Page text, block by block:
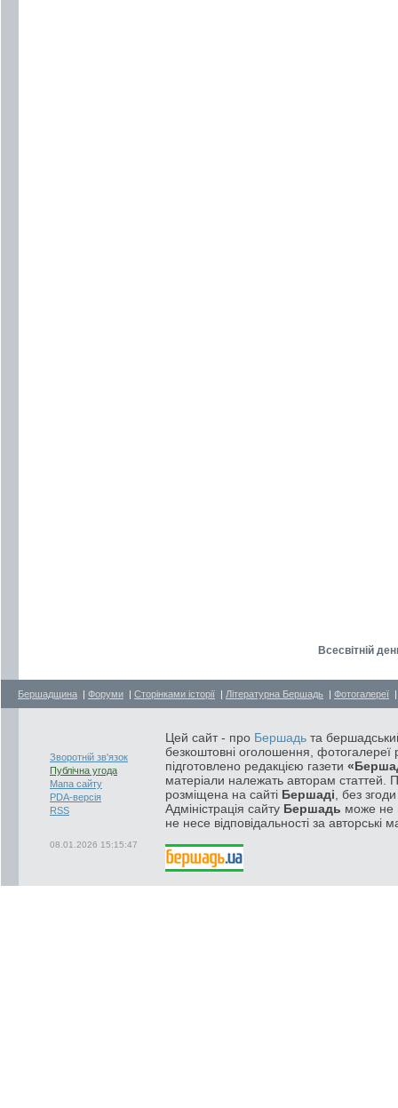
Всесвітній
Бершадщина | Форуми | Сторінками історії | Літературна Бершадь | Фотогалереї
Зворотній зв'язок
Публічна угода
Мапа сайту
PDA-версія
RSS
08.01.2026 15:15:47
Цей сайт - про Бершадь та
безкоштовні оголошення, фотогалереї
підготовлено редакцією газети
матеріали належать авторам статтей.
розміщена на сайті Бершаді , без
Адміністрація сайту Бершадь може не
не несе відповідальності за авторські